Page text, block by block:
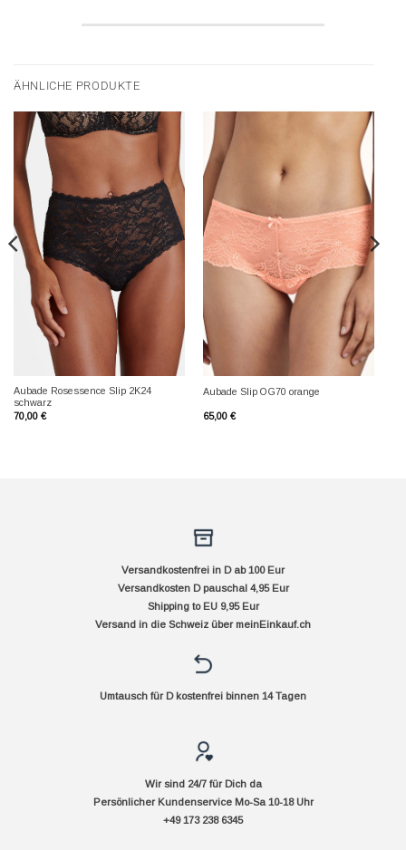
ÄHNLICHE PRODUKTE
Aubade Rosessence Slip 2K24
schwarz
70,00 €
Aubade Slip OG70 orange
65,00 €
Versandkostenfrei in D ab 100 Eur
Versandkosten D pauschal 4,95 Eur
Shipping to EU 9,95 Eur
Versand in die Schweiz über meinEinkauf.ch
Umtausch für D kostenfrei binnen 14 Tagen
Wir sind 24/7 für Dich da
Persönlicher Kundenservice Mo-Sa 10-18 Uhr
+49 173 238 6345